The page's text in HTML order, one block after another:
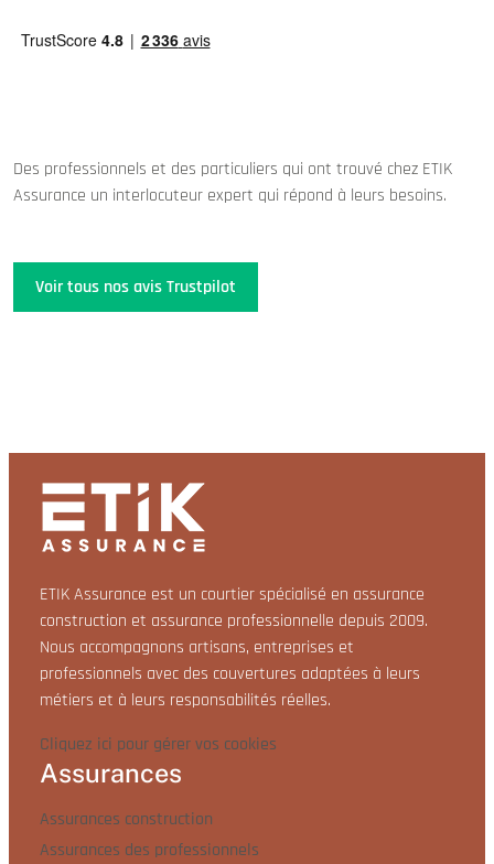
Des professionnels et des particuliers qui ont trouvé chez ETIK
Assurance un interlocuteur expert qui répond à leurs besoins.
Voir tous nos avis Trustpilot
ETIK Assurance est un courtier spécialisé en assurance
construction et assurance professionnelle depuis 2009.
Nous accompagnons artisans, entreprises et
professionnels avec des couvertures adaptées à leurs
métiers et à leurs responsabilités réelles.
Cliquez ici pour gérer vos cookies
Assurances
Assurances construction
Assurances des professionnels